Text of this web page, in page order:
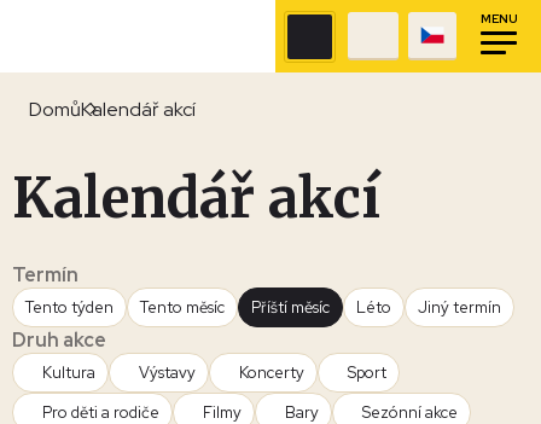
MENU
DomůKalendář akcí
Kalendář akcí
Termín
Tento týden Tento měsíc Příští měsíc Léto Jiný termín
Druh akce
Kultura Výstavy Koncerty
Sport
Pro děti a rodiče
Filmy Bary
Sezónní akce